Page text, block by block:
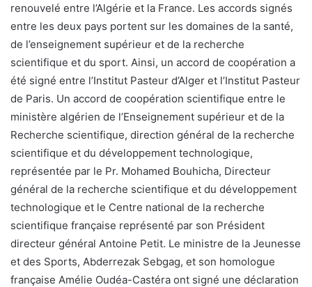
renouvelé entre l’Algérie et la France. Les accords signés
entre les deux pays portent sur les domaines de la santé,
de l’enseignement supérieur et de la recherche
scientifique et du sport. Ainsi, un accord de coopération a
été signé entre l’Institut Pasteur d’Alger et l’Institut Pasteur
de Paris. Un accord de coopération scientifique entre le
ministère algérien de l’Enseignement supérieur et de la
Recherche scientifique, direction général de la recherche
scientifique et du développement technologique,
représentée par le Pr. Mohamed Bouhicha, Directeur
général de la recherche scientifique et du développement
technologique et le Centre national de la recherche
scientifique française représenté par son Président
directeur général Antoine Petit. Le ministre de la Jeunesse
et des Sports, Abderrezak Sebgag, et son homologue
française Amélie Oudéa-Castéra ont signé une déclaration